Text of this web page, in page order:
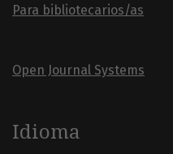
Para bibliotecarios/as
Open Journal Systems
Idioma